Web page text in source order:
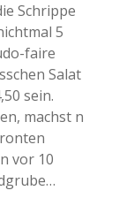
Schrippe
5
faire
Salat
sein.
machst n
vor 10